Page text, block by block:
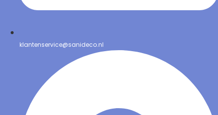
klantenservice@sanideco.nl